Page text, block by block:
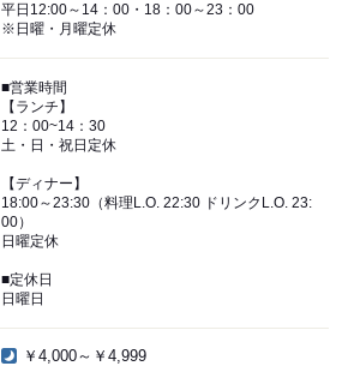
平日12:00～14：00・18：00～23：00
※日曜・月曜定休
■営業時間
【ランチ】
12：00~14：30
土・日・祝日定休
【ディナー】
18:00～23:30（料理L.O. 22:30 ドリンクL.O. 23:
00）
日曜定休
■定休日
日曜日
￥4,000～￥4,999